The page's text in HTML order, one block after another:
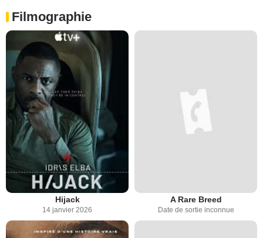
Filmographie
Hijack
14 janvier 2026
A Rare Breed
Date de sortie inconnue